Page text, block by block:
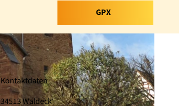
GPX
Kontaktdaten
34513Waldeck